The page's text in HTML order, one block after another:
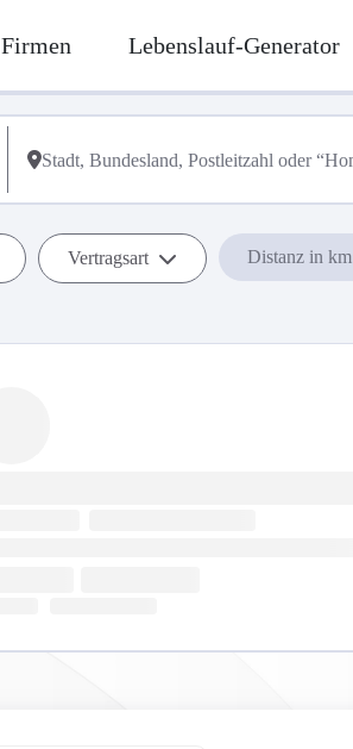
Firmen Lebenslauf-Generator
Vertragsart Distanz in km